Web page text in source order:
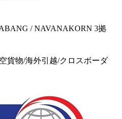
/ NAVANAKORN 3拠
物/海外引越/クロスボーダ